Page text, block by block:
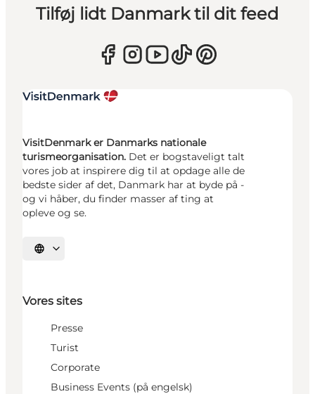
Tilføj lidt Danmark til dit feed
VisitDenmark er Danmarks nationale
turismeorganisation. Det er bogstaveligt talt
vores job at inspirere dig til at opdage alle de
bedste sider af det, Danmark har at byde på -
og vi håber, du finder masser af ting at
opleve og se.
Vælg sprog
Vores sites
Presse
Turist
Corporate
Business Events (på engelsk)